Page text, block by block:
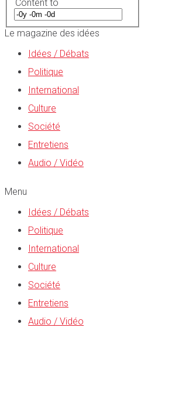
Content to
Le magazine des idées
Idées / Débats
Politique
International
Culture
Société
Entretiens
Audio / Vidéo
Menu
Idées / Débats
Politique
International
Culture
Société
Entretiens
Audio / Vidéo